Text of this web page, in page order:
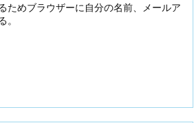
ためブラウザーに自分の名前、メールア
。